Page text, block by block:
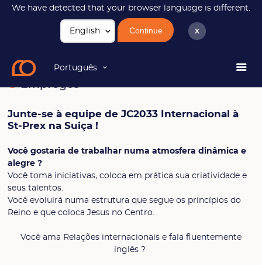
We have detected that your browser language is different.
Continue x
Português
Empregos
Junte-se à equipe de JC2033 Internacional à
St-Prex na Suiça !
Você gostaria de trabalhar numa atmosfera dinâmica e
alegre ?
Você toma iniciativas, coloca em prática sua criatividade e
seus talentos.
Você evoluirá numa estrutura que segue os princípios do
Reino e que coloca Jesus no Centro.
Você ama Relações internacionais e fala fluentemente
inglês ?